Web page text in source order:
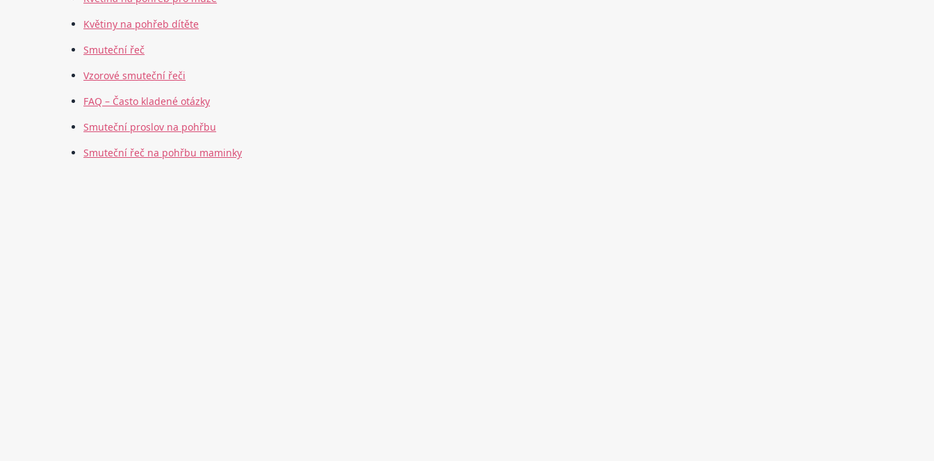
Květiny na pohřeb dítěte
Smuteční řeč
Vzorové smuteční řeči
FAQ – Často kladené otázky
Smuteční proslov na pohřbu
Smuteční řeč na pohřbu maminky